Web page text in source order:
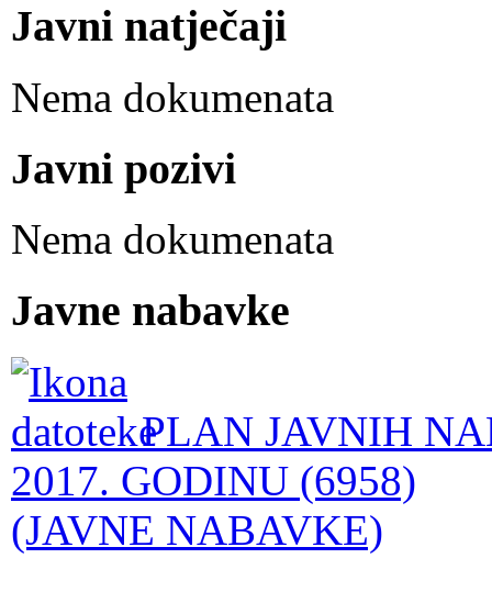
Javni natječaji
Nema dokumenata
Javni pozivi
Nema dokumenata
Javne nabavke
PLAN JAVNIH
2017. GODINU (6958)
(JAVNE NABAVKE)